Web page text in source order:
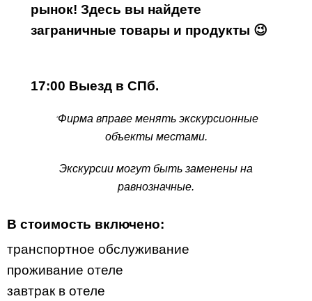
рынок! Здесь вы найдете
заграничные товары и продукты 😉
17:00 Выезд в СПб.
*Фирма вправе менять экскурсионные
объекты местами.
Экскурсии могут быть заменены на
равнозначные.
В стоимость включено:
транспортное обслуживание
проживание отеле
завтрак в отеле